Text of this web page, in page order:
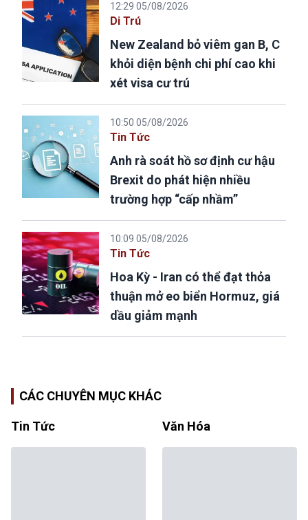
12:29 05/08/2026
Di Trú
New Zealand bỏ viêm gan B, C
khỏi diện bệnh chi phí cao khi
xét visa cư trú
10:50 05/08/2026
Tin Tức
Anh rà soát hồ sơ định cư hậu
Brexit do phát hiện nhiều
trường hợp “cấp nhầm”
10:09 05/08/2026
Tin Tức
Hoa Kỳ - Iran có thể đạt thỏa
thuận mở eo biển Hormuz, giá
dầu giảm mạnh
CÁC CHUYÊN MỤC KHÁC
Tin Tức Văn Hóa